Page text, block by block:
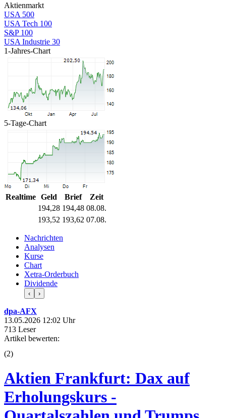
Aktienmarkt
USA 500
USA Tech 100
S&P 100
USA Industrie 30
1-Jahres-Chart
5-Tage-Chart
Realtime Geld Brief
Zeit
194,28 194,48 08.08.
193,52 193,62 07.08.
Nachrichten
Analysen
Kurse
Chart
Xetra-Orderbuch
Dividende
‹ ›
dpa-AFX
13.05.2026 12:02 Uhr
713 Leser
Artikel bewerten:
(2)
Aktien Frankfurt: Dax auf
Erholungskurs -